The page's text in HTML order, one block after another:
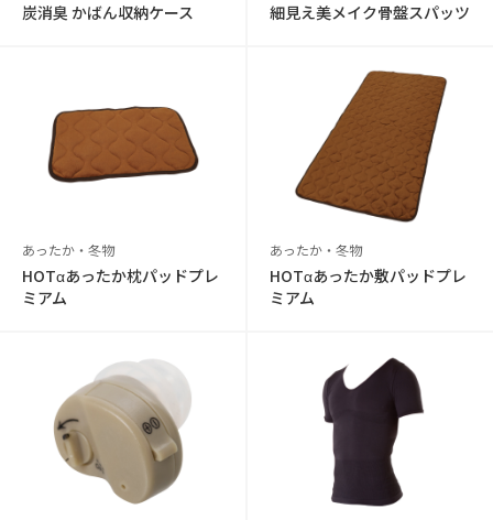
炭消臭 かばん収納ケース 細見え美メイク骨盤スパッツ
あったか・冬物
HOTαあったか枕パッドプレ
ミアム
あったか・冬物
HOTαあったか敷パッドプレ
ミアム